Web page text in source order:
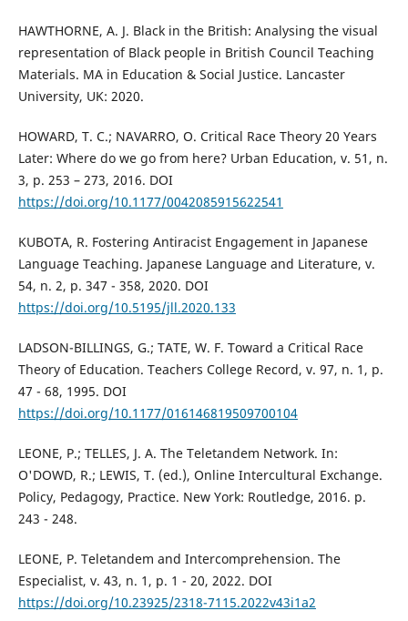
HAWTHORNE, A. J. Black in the British: Analysing the visual
representation of Black people in British Council Teaching
Materials. MA in Education & Social Justice. Lancaster
University, UK: 2020.
HOWARD, T. C.; NAVARRO, O. Critical Race Theory 20 Years
Later: Where do we go from here? Urban Education, v. 51, n.
3, p. 253 – 273, 2016. DOI
https://doi.org/10.1177/0042085915622541
KUBOTA, R. Fostering Antiracist Engagement in Japanese
Language Teaching. Japanese Language and Literature, v.
54, n. 2, p. 347 - 358, 2020. DOI
https://doi.org/10.5195/jll.2020.133
LADSON-BILLINGS, G.; TATE, W. F. Toward a Critical Race
Theory of Education. Teachers College Record, v. 97, n. 1, p.
47 - 68, 1995. DOI
https://doi.org/10.1177/016146819509700104
LEONE, P.; TELLES, J. A. The Teletandem Network. In:
O'DOWD, R.; LEWIS, T. (ed.), Online Intercultural Exchange.
Policy, Pedagogy, Practice. New York: Routledge, 2016. p.
243 - 248.
LEONE, P. Teletandem and Intercomprehension. The
Especialist, v. 43, n. 1, p. 1 - 20, 2022. DOI
https://doi.org/10.23925/2318-7115.2022v43i1a2